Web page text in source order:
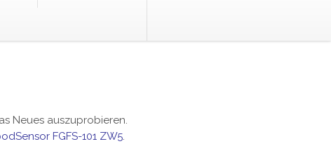
Neues auszuprobieren.
FGFS-101 ZW5.